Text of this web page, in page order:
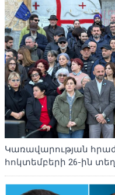
Կառավարության
հոկտեմբերի 26-ին